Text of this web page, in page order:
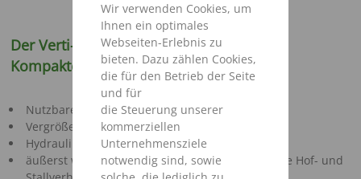
Wir verwenden Cookies, um
Ihnen ein optimales
Webseiten-Erlebnis zu
bieten. Dazu zählen Cookies,
die für den Betrieb der Seite
und für
die Steuerung unserer
kommerziellen
Unternehmensziele
notwendig sind, sowie
Der Verti-Mix Double Professional – Das
Kompakte Wunderwerk
Nutzbares Mischvolumen 11,5 – 24,5 m³
Vergrößerte Seitenschieber (+100mm)
Hydraulik Routing
äußerst wendige Maschine gerade auch für enge Hof- und